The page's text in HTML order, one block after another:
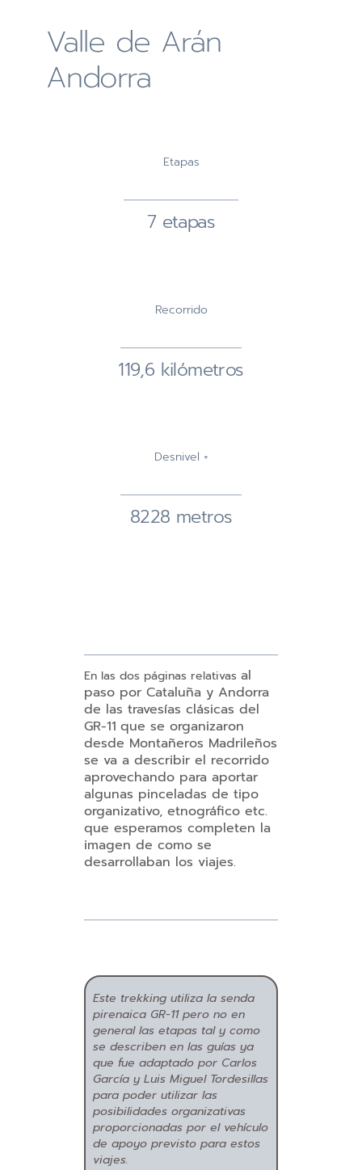
Valle de Arán
Andorra
Etapas
7 etapas
Recorrido
119,6 kilómetros
Desnivel +
8228 metros
En las dos páginas relativas al
paso por Cataluña y Andorra
de las travesías clásicas del
GR-11 que se organizaron
desde Montañeros Madrileños
se va a describir el recorrido
aprovechando para aportar
algunas pinceladas de tipo
organizativo, etnográfico etc.
que esperamos completen la
imagen de como se
desarrollaban los viajes.
Este trekking utiliza la senda
pirenaica GR-11 pero no en
general las etapas tal y como
se describen en las guías ya
que fue adaptado por Carlos
García y Luis Miguel Tordesillas
para poder utilizar las
posibilidades organizativas
proporcionadas por el vehículo
de apoyo previsto para estos
viajes.